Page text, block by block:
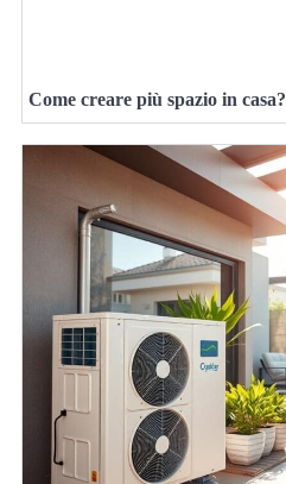
Come creare più spazio in casa?